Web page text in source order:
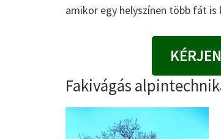
amikor egy helyszínen több fát is
Fakivágás